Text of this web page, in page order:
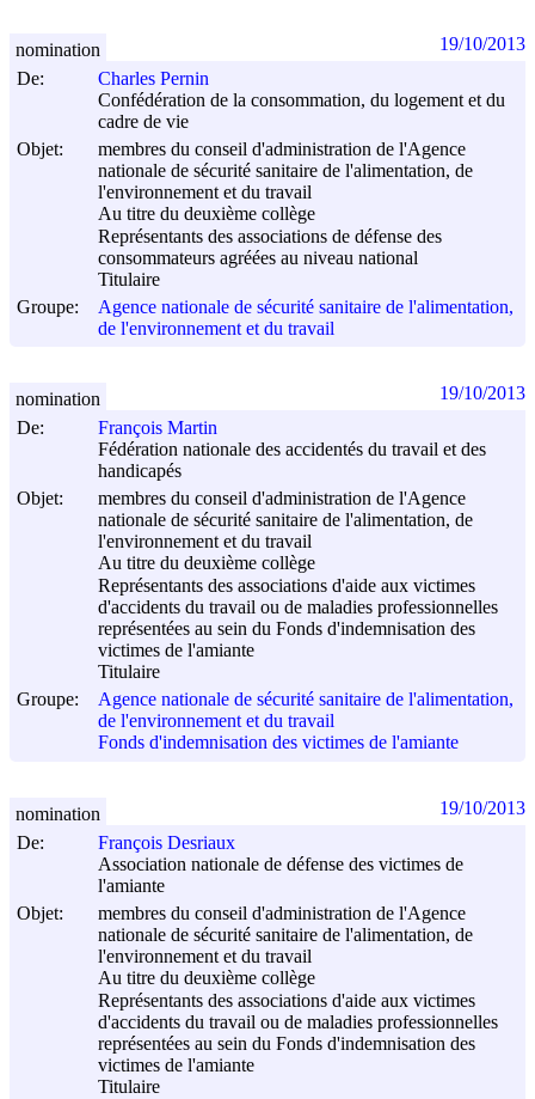
De:
Charles Pernin
Confédération de la consommation, du logement et du
cadre de vie
Objet:
membres du conseil d'administration de l'Agence
nationale de sécurité sanitaire de l'alimentation, de
l'environnement et du travail
Au titre du deuxième collège
Représentants des associations de défense des
consommateurs agréées au niveau national
Titulaire
Groupe:
Agence nationale de sécurité sanitaire de l'alimentation,
de l'environnement et du travail
nomination 19/10/2013
De:
François Martin
Fédération nationale des accidentés du travail et des
handicapés
Objet:
membres du conseil d'administration de l'Agence
nationale de sécurité sanitaire de l'alimentation, de
l'environnement et du travail
Au titre du deuxième collège
Représentants des associations d'aide aux victimes
d'accidents du travail ou de maladies professionnelles
représentées au sein du Fonds d'indemnisation des
victimes de l'amiante
Titulaire
Groupe:
Agence nationale de sécurité sanitaire de l'alimentation,
de l'environnement et du travail
Fonds d'indemnisation des victimes de l'amiante
nomination 19/10/2013
De:
François Desriaux
Association nationale de défense des victimes de
l'amiante
Objet:
membres du conseil d'administration de l'Agence
nationale de sécurité sanitaire de l'alimentation, de
l'environnement et du travail
Au titre du deuxième collège
Représentants des associations d'aide aux victimes
d'accidents du travail ou de maladies professionnelles
représentées au sein du Fonds d'indemnisation des
victimes de l'amiante
Titulaire
nomination 19/10/2013